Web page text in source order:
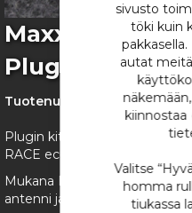
sivusto
töki kuin
autat
kiinnostaa
Valitse
homma
tiukassa
Skip
to
the
beginning
of
images
gallery
MaxxECU
Plugin kit Mini
Tuotenumero: 1619
Plugin kitti Mini R50 / R53
RACE eculla.
Mukana ECU,
antenni ja USB-kaapeli.